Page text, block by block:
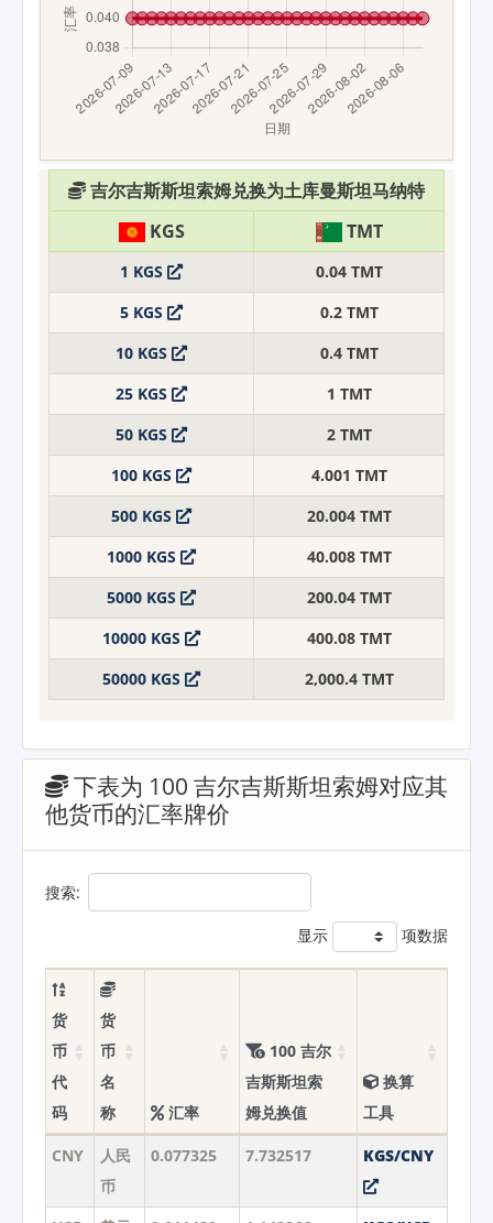
吉尔吉斯斯坦索姆兑换为土库曼斯坦马纳特
KGS
TMT
1 KGS
0.04 TMT
5 KGS
0.2 TMT
10 KGS
0.4 TMT
25 KGS
1 TMT
50 KGS
2 TMT
100 KGS
4.001 TMT
500 KGS
20.004 TMT
1000 KGS
40.008 TMT
5000 KGS
200.04 TMT
10000 KGS
400.08 TMT
50000 KGS
2,000.4 TMT
下表为 100 吉尔吉斯斯坦索姆对应其
他货币的汇率牌价
搜索:
显示 项数据
货
币
代
码
货
币
名
称
汇率
100 吉尔
吉斯斯坦索
姆兑换值
换算
工具
CNY
人民
币
0.077325 7.732517 KGS/CNY